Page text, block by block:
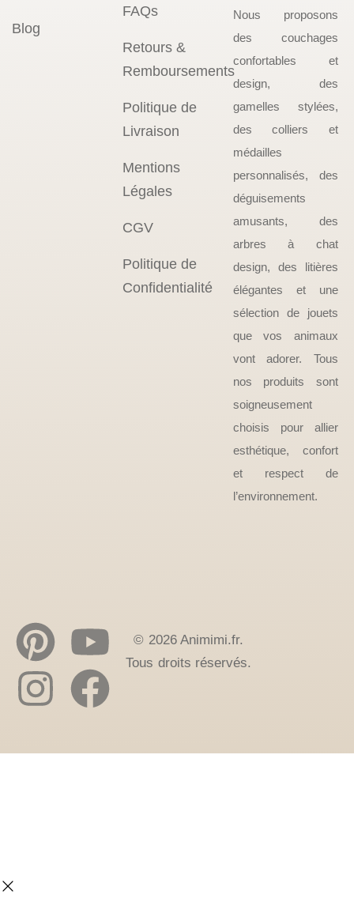
Blog
FAQs
Retours &
Remboursements
Politique de
Livraison
Mentions
Légales
CGV
Politique de
Confidentialité
Nous proposons
des couchages
confortables et
design, des
gamelles stylées,
des colliers et
médailles
personnalisés, des
déguisements
amusants, des
arbres à chat
design, des litières
élégantes et une
sélection de jouets
que vos animaux
vont adorer. Tous
nos produits sont
soigneusement
choisis pour allier
esthétique, confort
et respect de
l’environnement.
© 2026 Animimi.fr.
Tous droits réservés.